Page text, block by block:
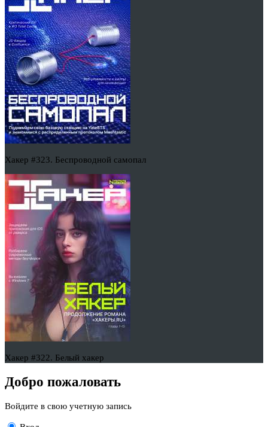
Хакер #323. Беспроводной самопал
Хакер #322. Белый хакер
Добро пожаловать
Войдите в свою учетную запись